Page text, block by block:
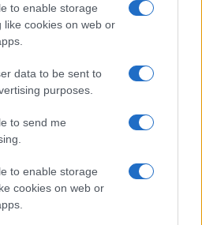
to enable storage
like cookies on web or
data to be sent to
purposes.
to send me
to enable storage
cookies on web or